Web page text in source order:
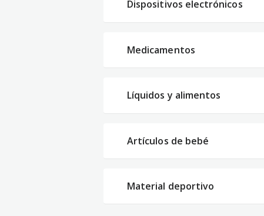
Dispositivos electrónicos
Medicamentos
Líquidos y alimentos
Artículos de bebé
Material deportivo